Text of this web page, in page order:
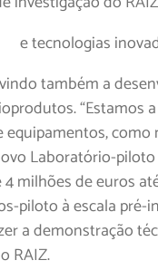
e tecnologias
também a
“Estamos
Laboratório-
milhões de euros
piloto à escala
a demonstração
RAIZ.